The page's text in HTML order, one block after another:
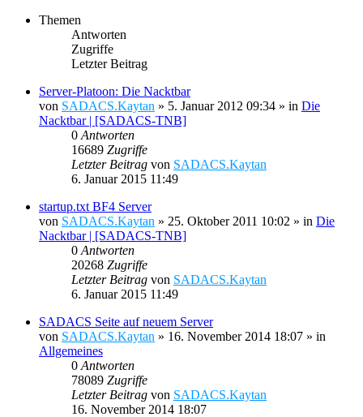
Themen
Antworten
Zugriffe
Letzter Beitrag
Server-Platoon: Die Nacktbar
von SADACS.Kaytan » 5. Januar 2012 09:34 » in Die
Nacktbar | [SADACS-TNB]
0 Antworten
16689 Zugriffe
Letzter Beitrag von SADACS.Kaytan
6. Januar 2015 11:49
startup.txt BF4 Server
von SADACS.Kaytan » 25. Oktober 2011 10:02 » in Die
Nacktbar | [SADACS-TNB]
0 Antworten
20268 Zugriffe
Letzter Beitrag von SADACS.Kaytan
6. Januar 2015 11:49
SADACS Seite auf neuem Server
von SADACS.Kaytan » 16. November 2014 18:07 » in
Allgemeines
0 Antworten
78089 Zugriffe
Letzter Beitrag von SADACS.Kaytan
16. November 2014 18:07